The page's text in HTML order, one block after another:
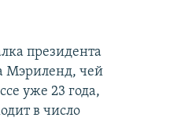
президента
Мэриленд, чей
уже 23 года,
в число